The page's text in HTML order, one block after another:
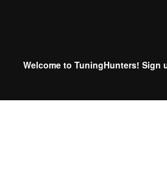
Welcome to TuningHunters!